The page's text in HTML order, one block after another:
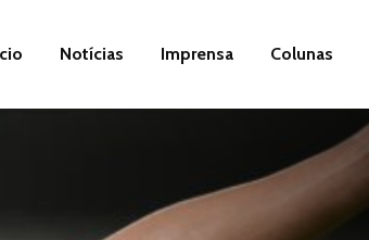
Notícias Imprensa Colunas